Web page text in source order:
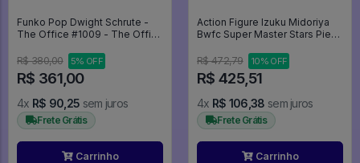
Funko Pop Dwight Schrute -
The Office #1009 - The Office
R$ 380,00
5% OFF
R$ 361,00
4x R$ 90,25 sem juros
Frete Grátis
Carrinho
Action Figure Izuku Midoriya
Bwfc Super Master Stars Piece
R$ 472,79
10% OFF
R$ 425,51
4x R$ 106,38 sem juros
Frete Grátis
Carrinho